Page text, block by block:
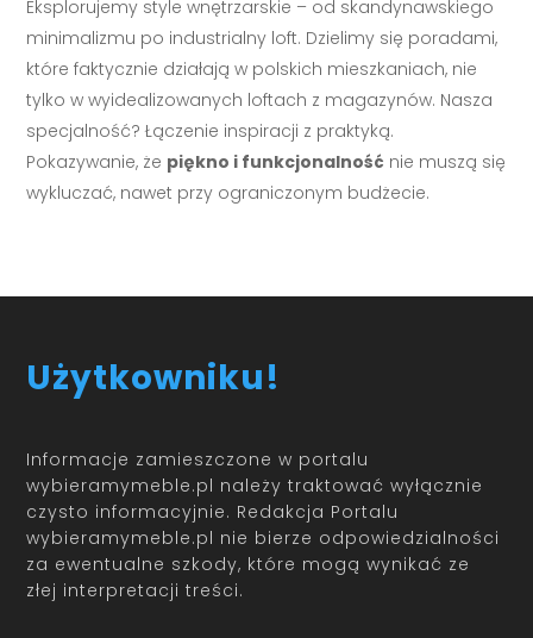
Eksplorujemy style wnętrzarskie – od skandynawskiego
minimalizmu po industrialny loft. Dzielimy się poradami,
które faktycznie działają w polskich mieszkaniach, nie
tylko w wyidealizowanych loftach z magazynów. Nasza
specjalność? Łączenie inspiracji z praktyką.
Pokazywanie, że piękno i funkcjonalność nie muszą się
wykluczać, nawet przy ograniczonym budżecie.
Użytkowniku!
Informacje zamieszczone w portalu
wybieramymeble.pl należy traktować wyłącznie
czysto informacyjnie. Redakcja Portalu
wybieramymeble.pl nie bierze odpowiedzialności
za ewentualne szkody, które mogą wynikać ze
złej interpretacji treści.